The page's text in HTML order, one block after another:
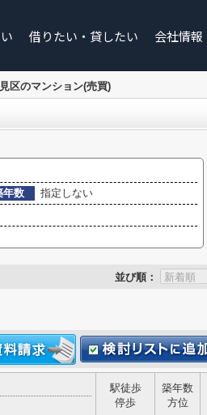
借りたい・貸したい 会社情報
区のマンション(売買)
年数
指定しない
並び順：
駅徒歩
停歩
築年数
方位